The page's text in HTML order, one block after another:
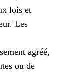
lois et
Les
agréé,
ou de